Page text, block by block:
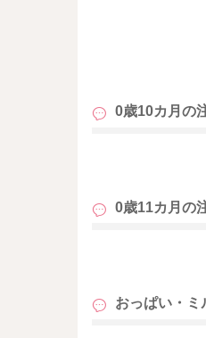
0歳10カ月の
0歳11カ月の
おっぱい・ミ